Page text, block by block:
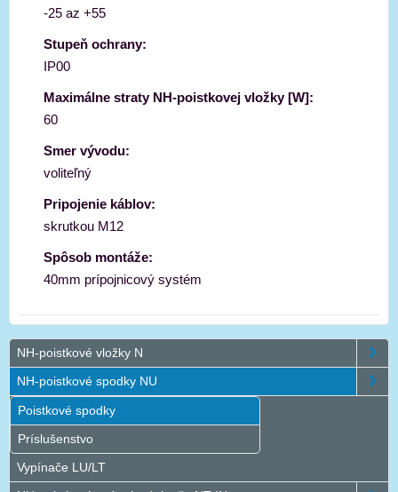
-25 az +55
Stupeň ochrany:
IP00
Maximálne straty NH-poistkovej vložky [W]:
60
Smer vývodu:
voliteľný
Pripojenie káblov:
skrutkou M12
Spôsob montáže:
40mm prípojnicový systém
NH-poistkové vložky N
NH-poistkové spodky NU
Poistkové spodky
Príslušenstvo
Vypínače LU/LT